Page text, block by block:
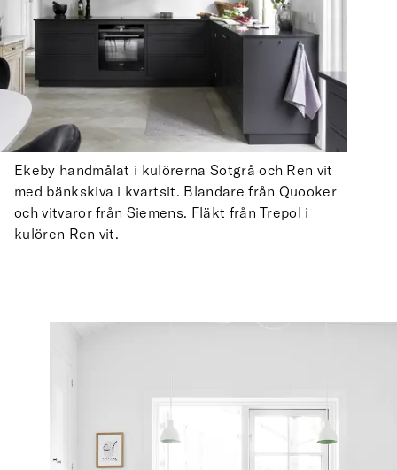
Ekeby handmålat i kulörerna Sotgrå och Ren vit
med bänkskiva i kvartsit. Blandare från Quooker
och vitvaror från Siemens. Fläkt från Trepol i
kulören Ren vit.